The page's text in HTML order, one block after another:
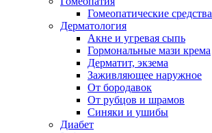
Гомеопатические средства
Дерматология
Акне и угревая сыпь
Гормональные мази крема
Дерматит, экзема
Заживляющее наружное
От бородавок
От рубцов и шрамов
Синяки и ушибы
Диабет